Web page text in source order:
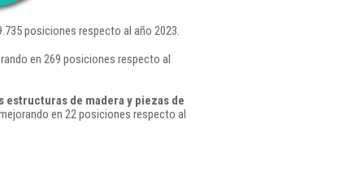
posiciones respecto al año 2023.
en 269 posiciones respecto al
estructuras de madera y piezas de
en 22 posiciones respecto al